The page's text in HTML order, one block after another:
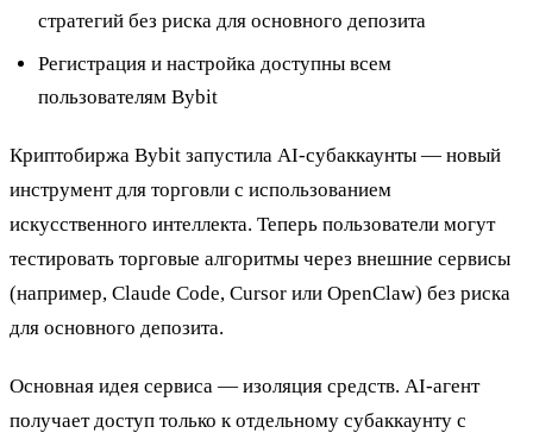
стратегий без риска для основного депозита
Регистрация и настройка доступны всем
пользователям Bybit
Криптобиржа Bybit запустила AI-субаккаунты — новый
инструмент для торговли с использованием
искусственного интеллекта. Теперь пользователи могут
тестировать торговые алгоритмы через внешние сервисы
(например, Claude Code, Cursor или OpenClaw) без риска
для основного депозита.
Основная идея сервиса — изоляция средств. AI-агент
получает доступ только к отдельному субаккаунту с